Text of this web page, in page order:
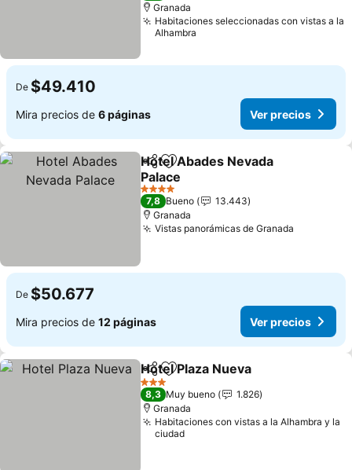
Granada
Habitaciones seleccionadas con vistas a la
Alhambra
De $49.410
Mira precios de 6 páginas Ver precios
CompartirAgregar a favoritos
Hotel Abades Nevada
Palace
4 Estrellas
7,8 Bueno
13.443
Granada
Vistas panorámicas de Granada
De $50.677
Mira precios de 12 páginas Ver precios
CompartirAgregar a favoritos
Hotel Plaza Nueva
3 Estrellas
8,3 Muy bueno
1.826
Granada
Habitaciones con vistas a la Alhambra y la
ciudad